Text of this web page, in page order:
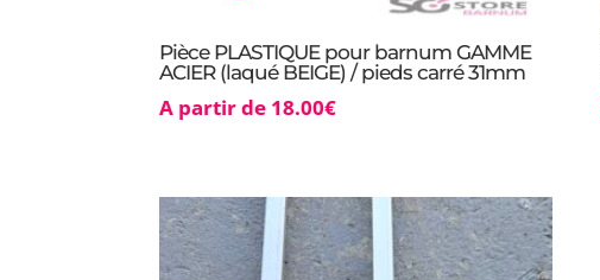
Pièce PLASTIQUE pour barnum GAMME
ACIER (laqué BEIGE) / pieds carré 31mm
A partir de 18.00€